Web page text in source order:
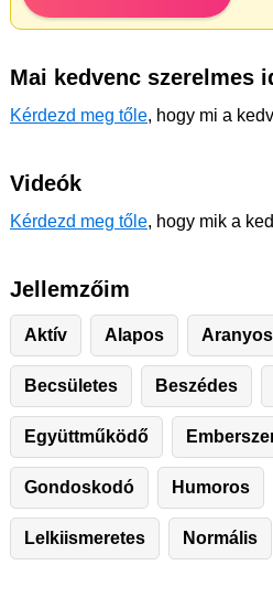
Mai kedvenc szerelmes
Kérdezd meg tőle, hogy mi a
Videók
Kérdezd meg tőle, hogy mik a
Jellemzőim
Aktív Alapos Aranyos
Becsületes Beszédes
Együttműködő
Gondoskodó Humoros
Lelkiismeretes Normális